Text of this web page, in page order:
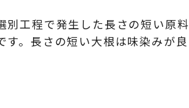
別工程で発生した長さの短い原料
。長さの短い大根は味染みが良